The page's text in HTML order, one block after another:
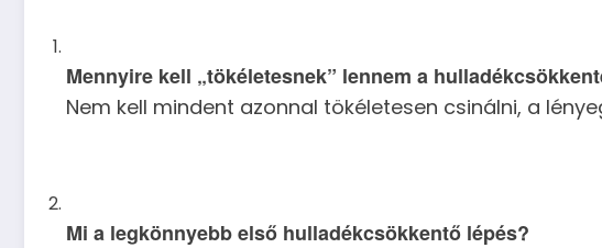
Mennyire kell „tökéletesnek” lennem a
Nem kell mindent azonnal tökéletesen csinálni, a
Mi a legkönnyebb első hulladékcsökkentő lépés?